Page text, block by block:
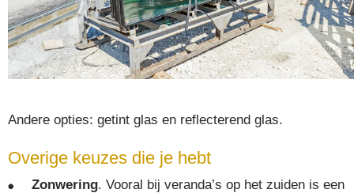
Andere opties: getint glas en reflecterend glas.
Overige keuzes die je hebt
Zonwering. Vooral bij veranda’s op het zuiden is een